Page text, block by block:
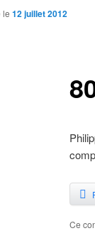
le 12 juillet 2012
Ce